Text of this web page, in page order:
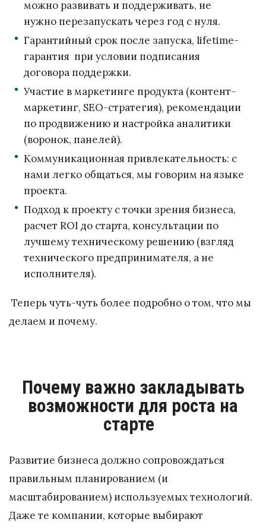
можно развивать и поддерживать, не
нужно перезапускать через год с нуля.
Гарантийный срок после запуска, lifetime-
гарантия при условии подписания
договора поддержки.
Участие в маркетинге продукта (контент-
маркетинг, SEO-стратегия), рекомендации
по продвижению и настройка аналитики
(воронок, панелей).
Коммуникационная привлекательность: с
нами легко общаться, мы говорим на языке
проекта.
Подход к проекту с точки зрения бизнеса,
расчет ROI до старта, консультации по
лучшему техническому решению (взгляд
технического предпринимателя, а не
исполнителя).
Теперь чуть-чуть более подробно о том, что мы
делаем и почему.
Почему важно закладывать
возможности для роста на
старте
Развитие бизнеса должно сопровождаться
правильным планированием (и
масштабированием) используемых технологий.
Даже те компании, которые выбирают